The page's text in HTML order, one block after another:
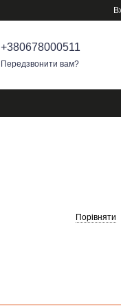
+380678000511
Передзвонити вам?
Порівняти